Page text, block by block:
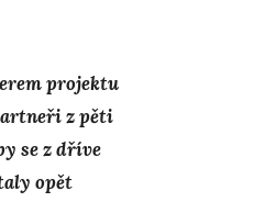
projektu
z pěti
se z dříve
opět